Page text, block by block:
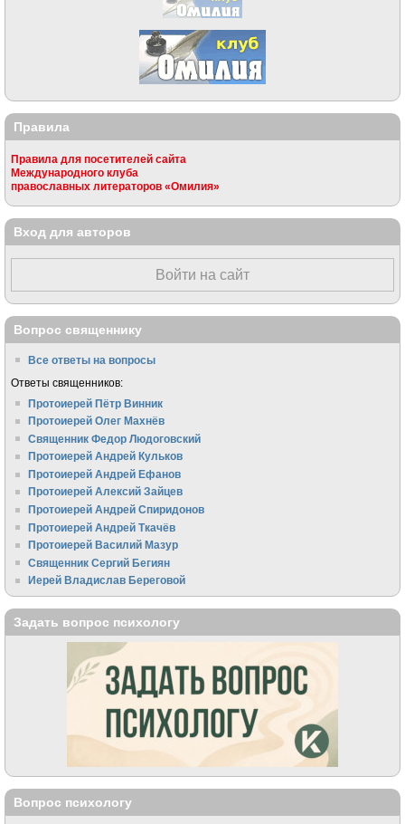
Правила
Правила для посетителей сайта
Международного клуба
православных литераторов «Омилия»
Вход для авторов
Войти на сайт
Вопрос священнику
Все ответы на вопросы
Ответы священников:
Протоиерей Пётр Винник
Протоиерей Олег Махнёв
Священник Федор Людоговский
Протоиерей Андрей Кульков
Протоиерей Андрей Ефанов
Протоиерей Алексий Зайцев
Протоиерей Андрей Спиридонов
Протоиерей Андрей Ткачёв
Протоиерей Василий Мазур
Священник Сергий Бегиян
Иерей Владислав Береговой
Задать вопрос психологу
Вопрос психологу